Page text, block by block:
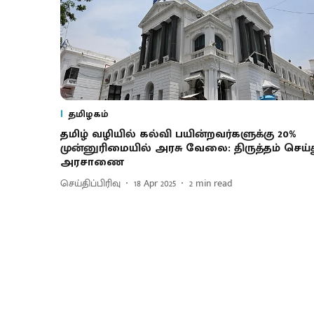
தமிழகம்
தமிழ் வழியில் கல்வி பயின்றவர்களுக்கு 20%
முன்னுரிமையில் அரசு வேலை: திருத்தம்
அரசாணை
செய்திப்பிரிவு 18 Apr 2025 2 min read